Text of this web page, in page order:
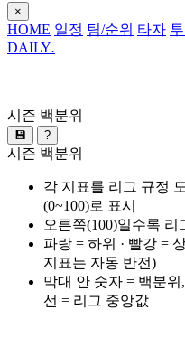
×
HOME 일정 팀/순위 타자
DAILY.
시즌 백분위
💾 ?
시즌 백분위
각 지표를 리그 규정
(0~100)로 표시
오른쪽(100)일수록 리
파랑 = 하위 · 빨강 =
지표는 자동 반전)
막대 안 숫자 = 백분
선 = 리그 중앙값